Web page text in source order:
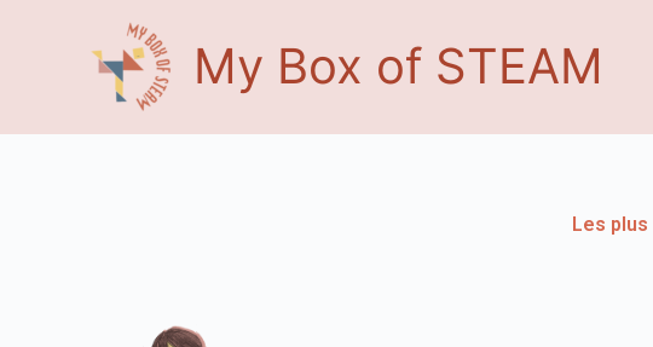
My Box of STEAM
Les